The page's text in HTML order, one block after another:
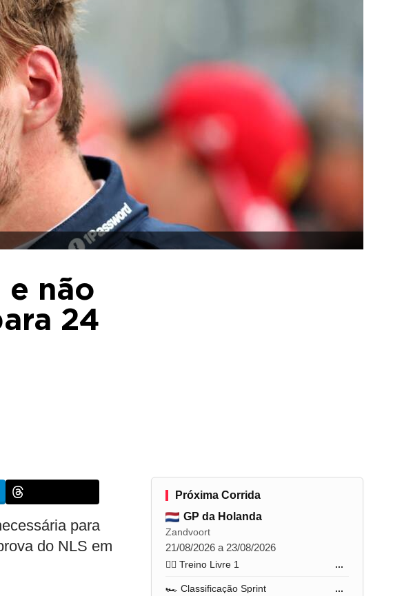
e não
24
para
do NLS em
Próxima Corrida
GP da Holanda
Zandvoort
21/08/2026 a 23/08/2026
🏋️‍♂️ Treino Livre 1 ...
🏎️ Classificação Sprint ...